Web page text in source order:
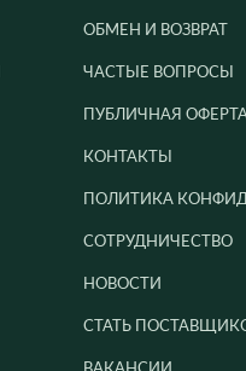
ОБМЕН И ВОЗВРАТ
ЧАСТЫЕ ВОПРОСЫ
ПУБЛИЧНАЯ
КОНТАКТЫ
ПОЛИТИКА
СОТРУДНИЧЕСТВО
НОВОСТИ
СТАТЬ